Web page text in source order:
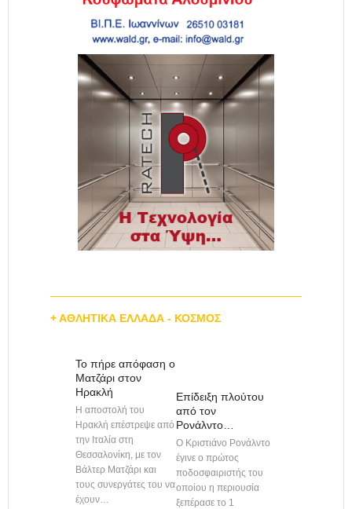
+ ΑΘΛΗΤΙΚΆ ΕΛΛΆΔΑ - ΚΌΣΜΟΣ
Το πήρε απόφαση ο
Ματζάρι στον
Ηρακλή
Η αποστολή του
Ηρακλή επέστρεψε από
την Ιταλία στη
Θεσσαλονίκη, με τον
Βάλτερ Ματζάρι και
τους συνεργάτες του να
έχουν…
Επίδειξη πλούτου
από τον
Ρονάλντο…
Ο Κριστιάνο Ρονάλντο
έγινε ο πρώτος
ποδοσφαιριστής του
οποίου η περιουσία
ξεπέρασε το 1